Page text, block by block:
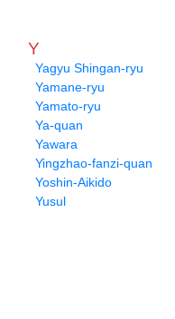
Y
Yagyu Shingan-ryu
Yamane-ryu
Yamato-ryu
Ya-quan
Yawara
Yingzhao-fanzi-quan
Yoshin-Aikido
Yusul